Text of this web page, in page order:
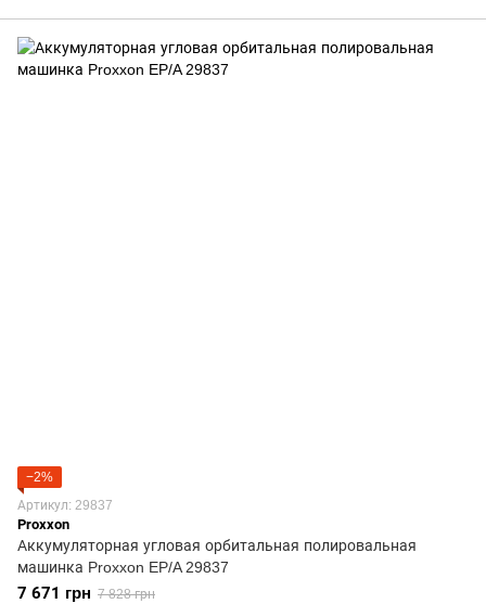
−2%
Артикул: 29837
Proxxon
Аккумуляторная угловая орбитальная полировальная
машинка Proxxon EP/A 29837
7 671 грн 7 828 грн